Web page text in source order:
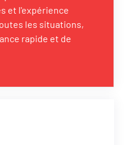
et l'expérience
les situations,
rapide et de